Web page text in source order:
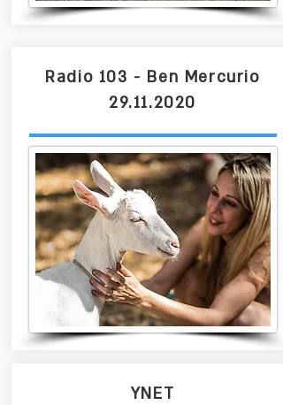
Radio 103 - Ben Mercurio
29.11.2020
YNET